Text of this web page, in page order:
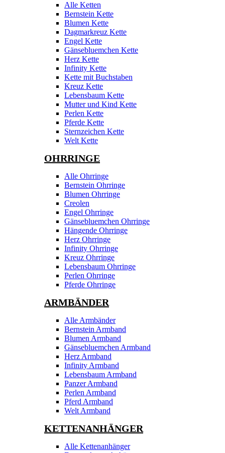
Alle Ketten
Bernstein Kette
Blumen Kette
Dagmarkreuz Kette
Engel Kette
Gänsebluemchen Kette
Herz Kette
Infinity Kette
Kette mit Buchstaben
Kreuz Kette
Lebensbaum Kette
Mutter und Kind Kette
Perlen Kette
Pferde Kette
Sternzeichen Kette
Welt Kette
OHRRINGE
Alle Ohrringe
Bernstein Ohrringe
Blumen Ohrringe
Creolen
Engel Ohrringe
Gänsebluemchen Ohrringe
Hängende Ohrringe
Herz Ohrringe
Infinity Ohrringe
Kreuz Ohrringe
Lebensbaum Ohrringe
Perlen Ohrringe
Pferde Ohrringe
ARMBÄNDER
Alle Armbänder
Bernstein Armband
Blumen Armband
Gänsebluemchen Armband
Herz Armband
Infinity Armband
Lebensbaum Armband
Panzer Armband
Perlen Armband
Pferd Armband
Welt Armband
KETTENANHÄNGER
Alle Kettenanhänger